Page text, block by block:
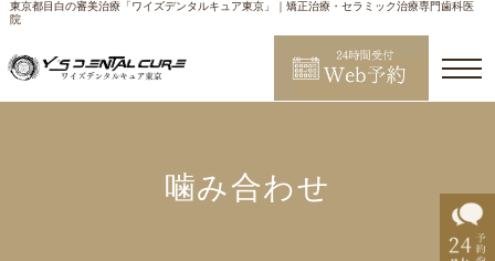
東京都目白の審美治療「ワイズデンタルキュア東京」｜矯正治療・セラミック治療専門歯科医
院
噛み合わせ